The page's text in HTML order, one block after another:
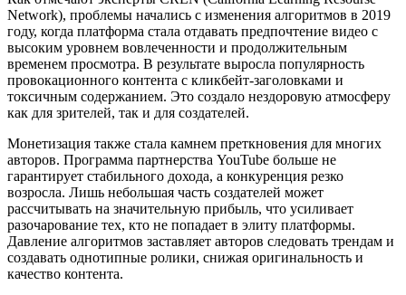
Network), проблемы начались с изменения алгоритмов в 2019
году, когда платформа стала отдавать предпочтение видео с
высоким уровнем вовлеченности и продолжительным
временем просмотра. В результате выросла популярность
провокационного контента с кликбейт-заголовками и
токсичным содержанием. Это создало нездоровую атмосферу
как для зрителей, так и для создателей.
Монетизация также стала камнем преткновения для многих
авторов. Программа партнерства YouTube больше не
гарантирует стабильного дохода, а конкуренция резко
возросла. Лишь небольшая часть создателей может
рассчитывать на значительную прибыль, что усиливает
разочарование тех, кто не попадает в элиту платформы.
Давление алгоритмов заставляет авторов следовать трендам и
создавать однотипные ролики, снижая оригинальность и
качество контента.